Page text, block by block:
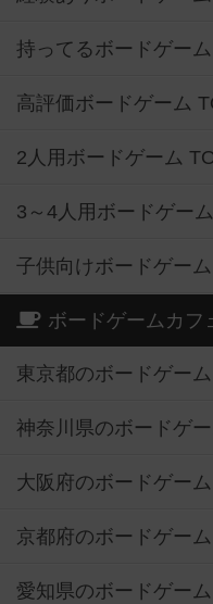
持ってるボードゲー
高評価ボードゲーム
2人用ボードゲーム
3～4人用ボードゲー
子供向けボードゲー
ボードゲームカフ
東京都のボードゲー
神奈川県のボードゲ
大阪府のボードゲー
京都府のボードゲー
愛知県のボードゲー